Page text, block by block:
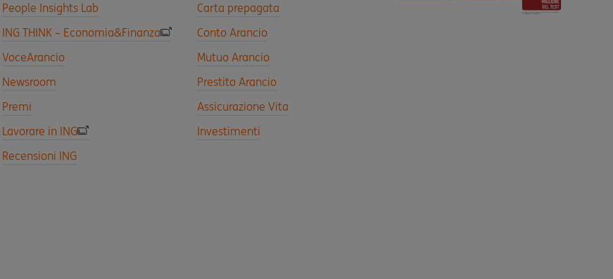
People Insights Lab
ING THINK – Economia&Finanza
VoceArancio
Newsroom
Premi
Lavorare in ING
Recensioni ING
Carta prepagata
Conto Arancio
Mutuo Arancio
Prestito Arancio
Assicurazione Vita
Investimenti